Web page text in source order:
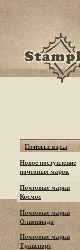
Почтовые марки
Новое поступление
почтовых марок
Почтовые марки
Космос
Почтовые марки
Олимпиада
Почтовые марки
Транспорт